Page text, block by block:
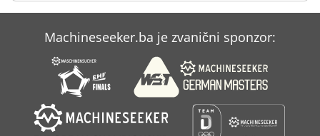
Case Ih 9330
Case Ih 9370
Case Ih Cvx 1190
Machineseeker.ba je zvanični sponzor: